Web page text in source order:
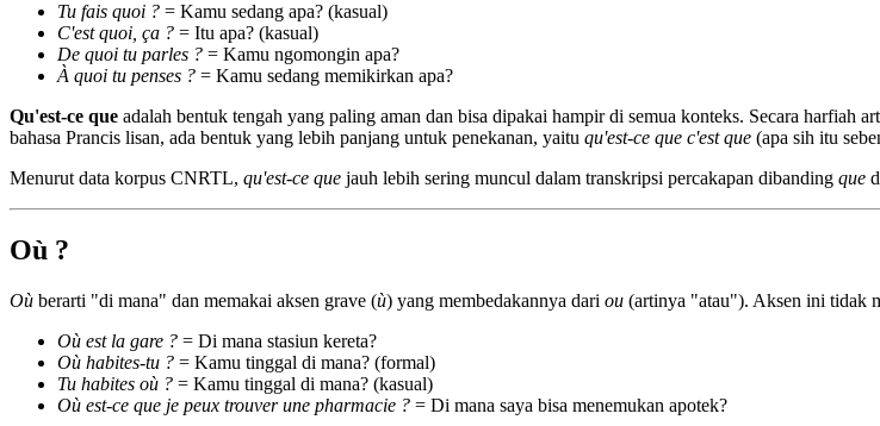
Tu fais quoi ? = Kamu sedang apa? (kasual)
C'est quoi, ça ? = Itu apa? (kasual)
De quoi tu parles ? = Kamu ngomongin apa?
À quoi tu penses ? = Kamu sedang memikirkan apa?
Qu'est-ce que adalah bentuk tengah yang paling aman dan bisa dipakai hampir di semua konteks. Secara harfiah
bahasa Prancis lisan, ada bentuk yang lebih panjang untuk penekanan, yaitu qu'est-ce que c'est que (apa sih itu
Menurut data korpus CNRTL, qu'est-ce que jauh lebih sering muncul dalam transkripsi percakapan dibanding que
Où ?
Où berarti "di mana" dan memakai aksen grave (ù) yang membedakannya dari ou (artinya "atau"). Aksen ini tidak
Où est la gare ? = Di mana stasiun kereta?
Où habites-tu ? = Kamu tinggal di mana? (formal)
Tu habites où ? = Kamu tinggal di mana? (kasual)
Où est-ce que je peux trouver une pharmacie ? = Di mana saya bisa menemukan apotek?